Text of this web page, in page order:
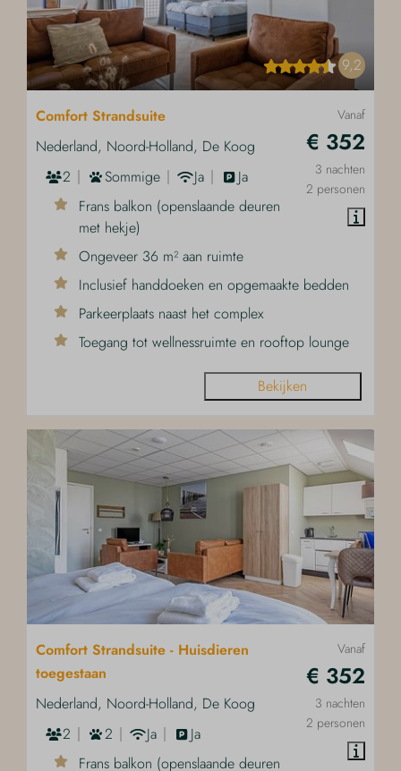
9,2
Vanaf
€ 352
3 nachten
2 personen
Comfort Strandsuite
Nederland, Noord-Holland, De Koog
2
Sommige Ja
Ja
Frans balkon (openslaande deuren
met hekje)
Ongeveer 36 m² aan ruimte
Inclusief handdoeken en opgemaakte bedden
Parkeerplaats naast het complex
Toegang tot wellnessruimte en rooftop lounge
Bekijken
Vanaf
€ 352
3 nachten
2 personen
Comfort Strandsuite - Huisdieren
toegestaan
Nederland, Noord-Holland, De Koog
2
2 Ja
Ja
Frans balkon (openslaande deuren